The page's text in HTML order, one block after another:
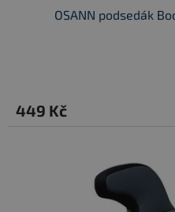
OSANN podsedák
449 Kč